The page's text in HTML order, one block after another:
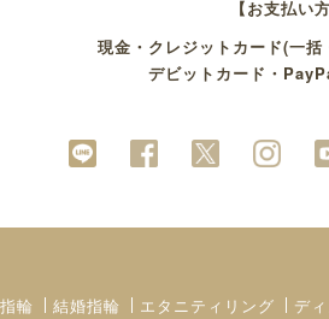
【お支払い
現金・クレジットカード(一
デビットカード・
輪 結婚指輪 エタニティリング デ